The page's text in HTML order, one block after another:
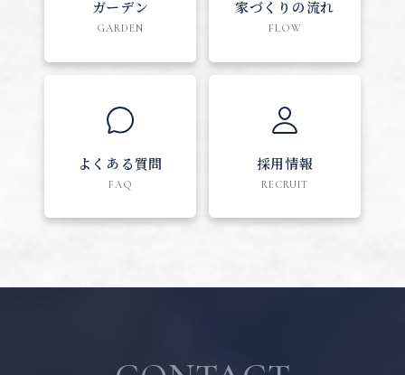
ガーデン
GARDEN
家づくりの流れ
FLOW
よくある質問
FAQ
採用情報
RECRUIT